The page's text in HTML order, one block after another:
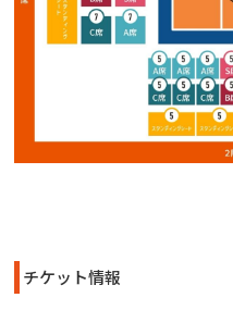
チケット情報